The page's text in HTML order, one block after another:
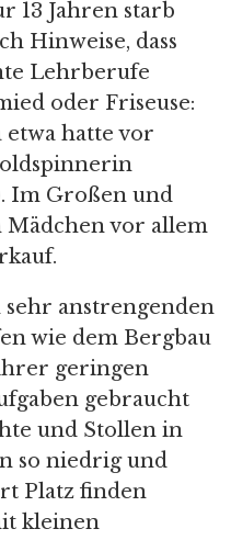
13 Jahren starb
Hinweise, dass
Lehrberufe
oder Friseuse:
hatte vor
Im Großen und
Mädchen vor allem
anstrengenden
wie dem Bergbau
geringen
gebraucht
und Stollen in
so niedrig und
Platz finden
kleinen